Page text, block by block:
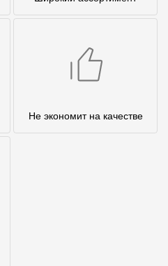
Не экономит на качестве